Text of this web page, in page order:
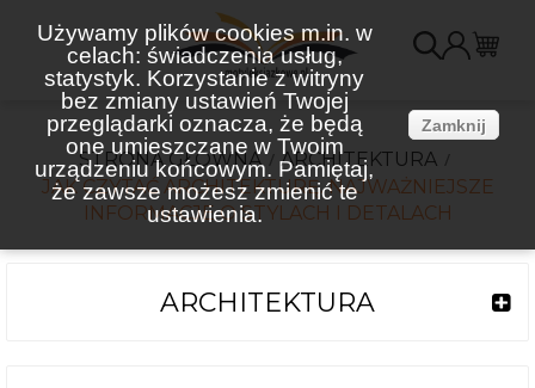
Używamy plików cookies m.in. w
celach: świadczenia usług,
statystyk. Korzystanie z witryny
bez zmiany ustawień Twojej
przeglądarki oznacza, że będą
one umieszczane w Twoim
urządzeniu końcowym. Pamiętaj,
że zawsze możesz zmienić te
ustawienia.
Zamknij
STRONA GŁÓWNA
ARCHITEKTURA
JAK CZYTAĆ ARCHITEKTURĘ. NAJWAŻNIEJSZE
INFORMACJE O STYLACH I DETALACH
ARCHITEKTURA